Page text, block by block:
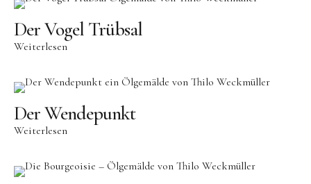
Der Vogel Trübsal
Weiterlesen
Der Wendepunkt
Weiterlesen